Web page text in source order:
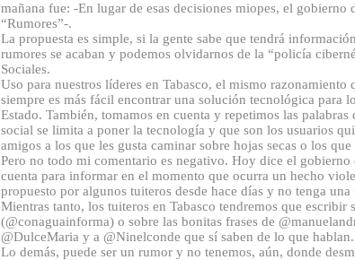
mañana fue: -En lugar de esas decisiones miopes, el
“Rumores”-.
La propuesta es simple, si la gente sabe que tendrá
rumores se acaban y podemos olvidarnos de la “policía
Sociales.
Uso para nuestros líderes en Tabasco, el mismo
siempre es más fácil encontrar una solución tecnológica para
Estado. También, tomamos en cuenta y repetimos las
social se limita a poner la tecnología y que son los usuarios
amigos a los que les gusta caminar sobre hojas secas o los
Pero no todo mi comentario es negativo. Hoy dice el gobierno
cuenta para informar en el momento que ocurra un hecho
propuesto por algunos tuiteros desde hace días y no tenga
Mientras tanto, los tuiteros en Tabasco tendremos que
(@conaguainforma) o sobre las bonitas frases de
@DulceMaria y a @Ninelconde que sí saben de lo que hablan.
Lo demás, puede ser un rumor y no tenemos, aún, donde